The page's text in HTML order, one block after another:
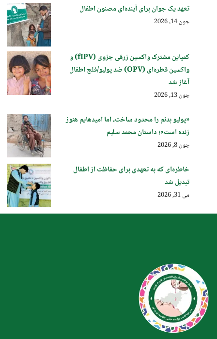
تعهد یک جوان برای آینده‌ای مصئون اطفال
جون 14, 2026
کمپاین مشترک واکسین زرقی جزوی (fIPV) و
واکسین قطره‌ای (OPV) ضد پولیو/فلج اطفال
آغاز شد
جون 13, 2026
«پولیو بدنم را محدود ساخت، اما امیدهایم هنوز
زنده است»؛ داستان محمد سلیم
جون 8, 2026
خاطره‌ای که به تعهدی برای حفاظت از اطفال
تبدیل شد
می 31, 2026